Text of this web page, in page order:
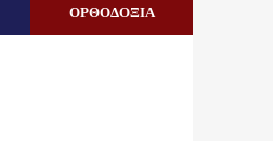
ΟΡΘΟΔΟΞΙΑ